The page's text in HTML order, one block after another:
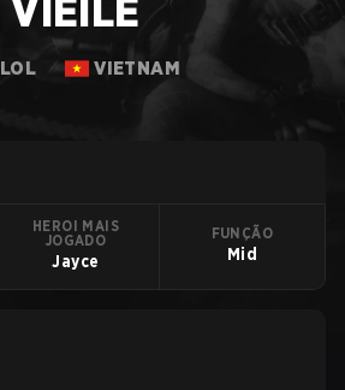
VIElLE
LOL VIETNAM
HEROI MAIS
JOGADO
Jayce
FUNÇÃO
Mid